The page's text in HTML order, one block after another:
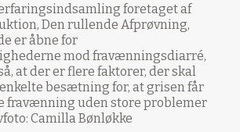
foretaget af
Den rullende Afprøvning,
er åbne for
mod fravænningsdiarré,
at der er flere faktorer, der skal
besætning for, at grisen får
fravænning uden store problemer
Camilla Bønløkke